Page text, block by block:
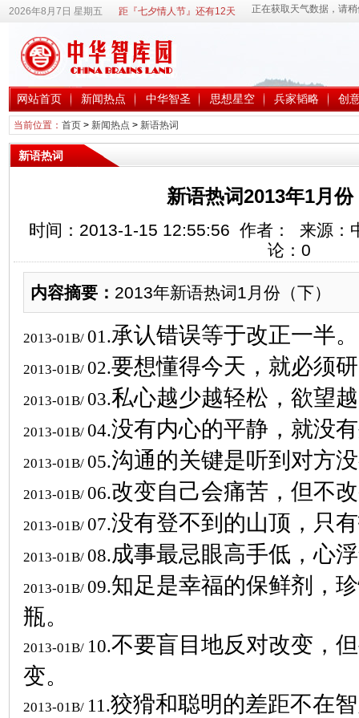
2026年8月7日 星期五 距『七夕情人节』还有12天
网站首页 新闻热点 中华智圣 思想星空 兵家韬略 创
当前位置： 首页> 新闻热点 > 新语热词
新语热词
新语热词2013年1月份
时间：2013-1-15 12:55:56 作者： 来源：
论： 0
内容摘要： 2013年新语热词1月份（下）
2013-01B/ 01.承认错误等于改正一半。
2013-01B/ 02.要想懂得今天，就必须
2013-01B/ 03.私心越少越轻松，欲望
2013-01B/ 04.没有内心的平静，就没
2013-01B/ 05.沟通的关键是听到对方
2013-01B/ 06.改变自己会痛苦，但不
2013-01B/ 07.没有登不到的山顶，只
2013-01B/ 08.成事最忌眼高手低，心
2013-01B/ 09.知足是幸福的保鲜剂，
瓶。
2013-01B/ 10.不要盲目地反对改变，
变。
2013-01B/ 11.狡猾和聪明的差距不在